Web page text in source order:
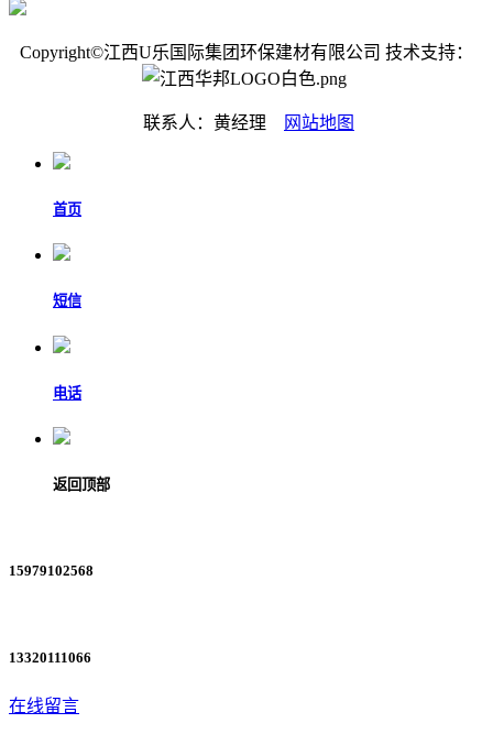
Copyright©江西U乐国际集团环保建材有限公司 技术支持：
联系人：黄经理 网站地图
首页
短信
电话
返回顶部
15979102568
13320111066
在线留言